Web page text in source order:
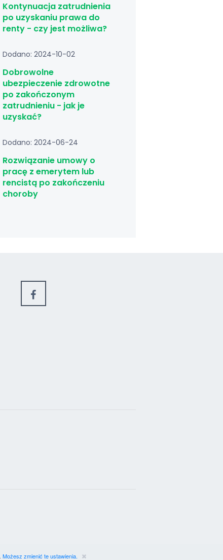
Kontynuacja zatrudnienia
po uzyskaniu prawa do
renty - czy jest możliwa?
Dodano: 2024-10-02
Dobrowolne
ubezpieczenie zdrowotne
po zakończonym
zatrudnieniu - jak je
uzyskać?
Dodano: 2024-06-24
Rozwiązanie umowy o
pracę z emerytem lub
rencistą po zakończeniu
choroby
Możesz zmienić te ustawienia.